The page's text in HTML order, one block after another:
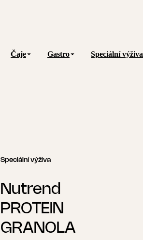
Čaje Gastro Speciální výživa
Speciální výživa
Nutrend
PROTEIN
GRANOLA